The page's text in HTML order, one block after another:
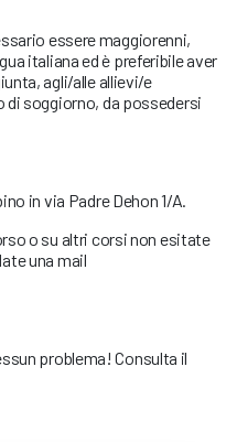
essere maggiorenni,
italiana ed è preferibile aver
agli/alle allievi/e
soggiorno, da possedersi
in via Padre Dehon 1/A.
o su altri corsi non esitate
una mail
problema! Consulta il